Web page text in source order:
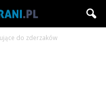
do zderzaków